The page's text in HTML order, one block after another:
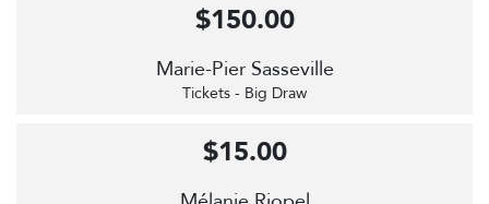
Marie-Pier Sasseville
Tickets - Big Draw
$150.00
$15.00